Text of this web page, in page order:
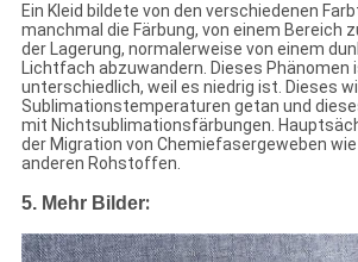
Ein Kleid bildete von den verschiedenen
manchmal die Färbung, von einem Bereich
der Lagerung, normalerweise von einem
Lichtfach abzuwandern. Dieses Phänomen
unterschiedlich, weil es niedrig ist. Dieses
Sublimationstemperaturen getan und
mit Nichtsublimationsfärbungen.
der Migration von Chemiefasergeweben
anderen Rohstoffen.
5. Mehr Bilder: